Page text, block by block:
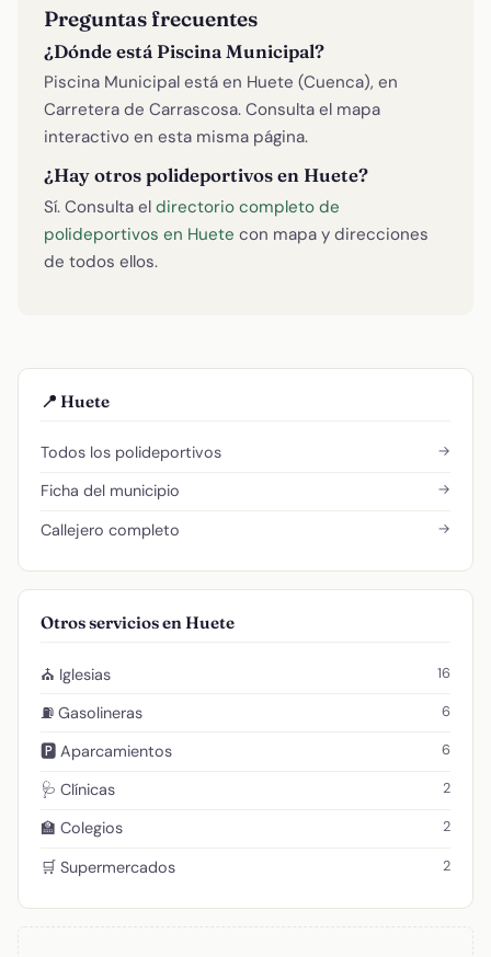
Preguntas frecuentes
¿Dónde está Piscina Municipal?
Piscina Municipal está en Huete (Cuenca), en
Carretera de Carrascosa. Consulta el mapa
interactivo en esta misma página.
¿Hay otros polideportivos en Huete?
Sí. Consulta el directorio completo de
polideportivos en Huete con mapa y direcciones
de todos ellos.
📍 Huete
Todos los polideportivos →
Ficha del municipio →
Callejero completo →
Otros servicios en Huete
⛪ Iglesias 16
⛽ Gasolineras 6
🅿️ Aparcamientos 6
🩺 Clínicas 2
🏫 Colegios 2
🛒 Supermercados 2